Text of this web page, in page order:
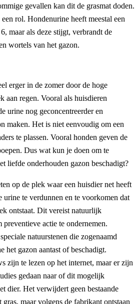
gevallen kan dit de grasmat doden.
rol. Hondenurine heeft meestal een
maar als deze stijgt, verbrandt de
wortels van het gazon.
erger in de zomer door de hoge
aan regen. Vooral als huisdieren
urine nog geconcentreerder en
maken. Het is niet eenvoudig om een
te plassen. Vooral honden geven de
Dus wat kun je doen om te
liefde onderhouden gazon beschadigt?
op de plek waar een huisdier net heeft
urine te verdunnen en te voorkomen dat
ontstaat. Dit vereist natuurlijk
preventieve actie te ondernemen.
natuurstenen die zogenaamd
het gazon aantast of beschadigt.
zijn te lezen op het internet, maar er zijn
gedaan naar of dit mogelijk
dier. Het verwijdert geen bestaande
maar volgens de fabrikant ontstaan